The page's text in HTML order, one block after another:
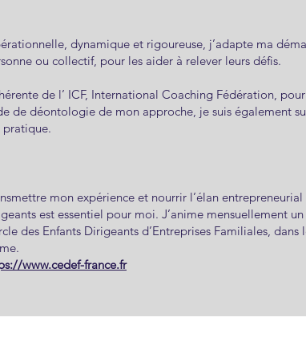
dynamique et rigoureuse, j’adapte ma
ou collectif, pour les aider à relever leurs défis.
de l’ ICF, International Coaching Fédération,
de déontologie de mon approche, je suis également
pratique.
mon expérience et nourrir l’élan entrepreneurial
est essentiel pour moi. J’anime mensuellement un
des Enfants Dirigeants d’Entreprises Familiales, dans
www.cedef-france.fr